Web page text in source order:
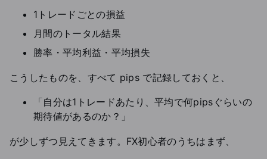
1トレードごとの損益
月間のトータル結果
勝率・平均利益・平均損失
こうしたものを、すべて pips で記録しておくと、
「自分は1トレードあたり、平均で何pipsぐらいの
期待値があるのか？」
が少しずつ見えてきます。FX初心者のうちはまず、